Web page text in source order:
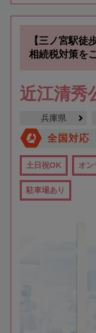
【三ノ宮駅徒
相続税対策を
近江清秀
兵庫県
全国対応
土日祝OK オン
駐車場あり